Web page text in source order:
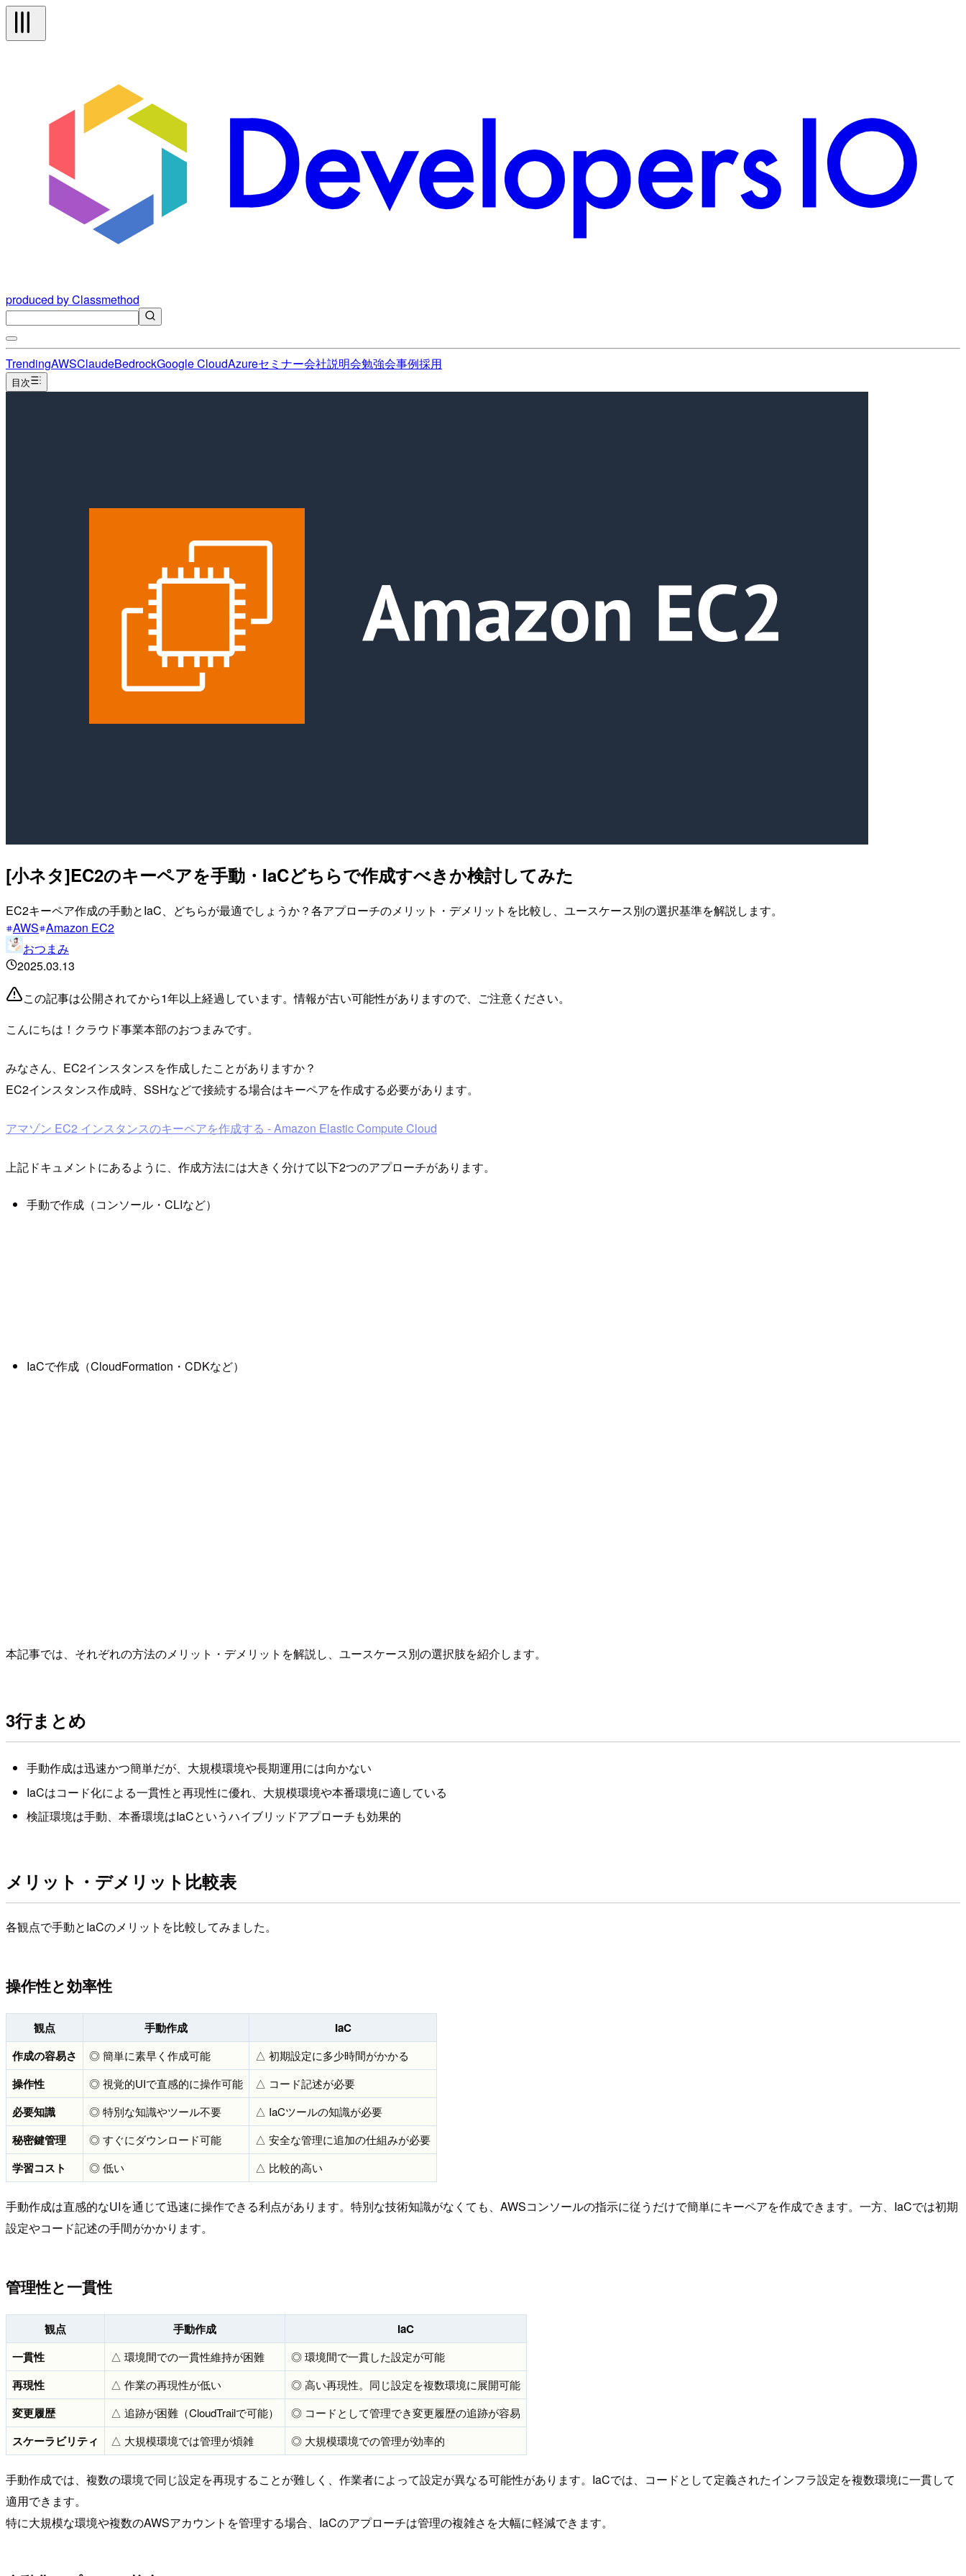
produced by Classmethod
TrendingAWSClaudeBedrockGoogle CloudAzureセミナー会社説明会勉強会事例採用
目次
[小ネタ]EC2のキーペアを手動・IaCどちらで作成すべきか検討してみた
EC2キーペア作成の手動とIaC、どちらが最適でしょうか？各アプローチのメリット・デメリットを比較し、ユースケース別の選択基準を解説します。
AWS Amazon EC2
おつまみ
2025.03.13
この記事は公開されてから1年以上経過しています。情報が古い可能性がありますので、ご注意ください。
こんにちは！クラウド事業本部のおつまみです。
みなさん、EC2インスタンスを作成したことがありますか？
EC2インスタンス作成時、SSHなどで接続する場合はキーペアを作成する必要があります。
アマゾン EC2 インスタンスのキーペアを作成する - Amazon Elastic Compute Cloud
上記ドキュメントにあるように、作成方法には大きく分けて以下2つのアプローチがあります。
手動で作成（コンソール・CLIなど）
IaCで作成（CloudFormation・CDKなど）
本記事では、それぞれの方法のメリット・デメリットを解説し、ユースケース別の選択肢を紹介します。
3行まとめ
手動作成は迅速かつ簡単だが、大規模環境や長期運用には向かない
IaCはコード化による一貫性と再現性に優れ、大規模環境や本番環境に適している
検証環境は手動、本番環境はIaCというハイブリッドアプローチも効果的
メリット・デメリット比較表
各観点で手動とIaCのメリットを比較してみました。
操作性と効率性
観点 手動作成
IaC
作成の容易さ
◎ 簡単に素早く作成可能 △ 初期設定に多少時間がかかる
操作性 ◎ 視覚的UIで直感的に操作可能 △ コード記述が必要
必要知識 ◎ 特別な知識やツール不要 △ IaCツールの知識が必要
秘密鍵管理 ◎ すぐにダウンロード可能 △ 安全な管理に追加の仕組みが必要
学習コスト ◎ 低い △ 比較的高い
手動作成は直感的なUIを通じて迅速に操作できる利点があります。特別な技術知識がなくても、AWSコンソールの指示に従うだけで簡単にキーペアを作成できます。一方、IaCでは初期
設定やコード記述の手間がかかります。
管理性と一貫性
観点 手動作成
IaC
一貫性
△ 環境間での一貫性維持が困難 ◎ 環境間で一貫した設定が可能
再現性 △ 作業の再現性が低い ◎ 高い再現性。同じ設定を複数環境に展開可能
変更履歴 △ 追跡が困難（CloudTrailで可能） ◎ コードとして管理でき変更履歴の追跡が容易
スケーラビリティ △ 大規模環境では管理が煩雑 ◎ 大規模環境での管理が効率的
手動作成では、複数の環境で同じ設定を再現することが難しく、作業者によって設定が異なる可能性があります。IaCでは、コードとして定義されたインフラ設定を複数環境に一貫して
適用できます。
特に大規模な環境や複数のAWSアカウントを管理する場合、IaCのアプローチは管理の複雑さを大幅に軽減できます。